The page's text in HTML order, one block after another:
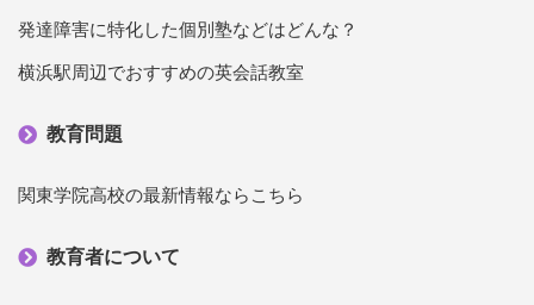
発達障害に特化した個別塾などはどんな？
横浜駅周辺でおすすめの英会話教室
教育問題
関東学院高校の最新情報ならこちら
教育者について